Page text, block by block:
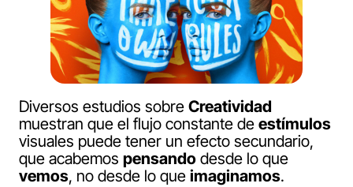
Diversos estudios sobre Creatividad
muestran que el flujo constante de estímulos
visuales puede tener un efecto secundario,
que acabemos pensando desde lo que
vemos, no desde lo que imaginamos.